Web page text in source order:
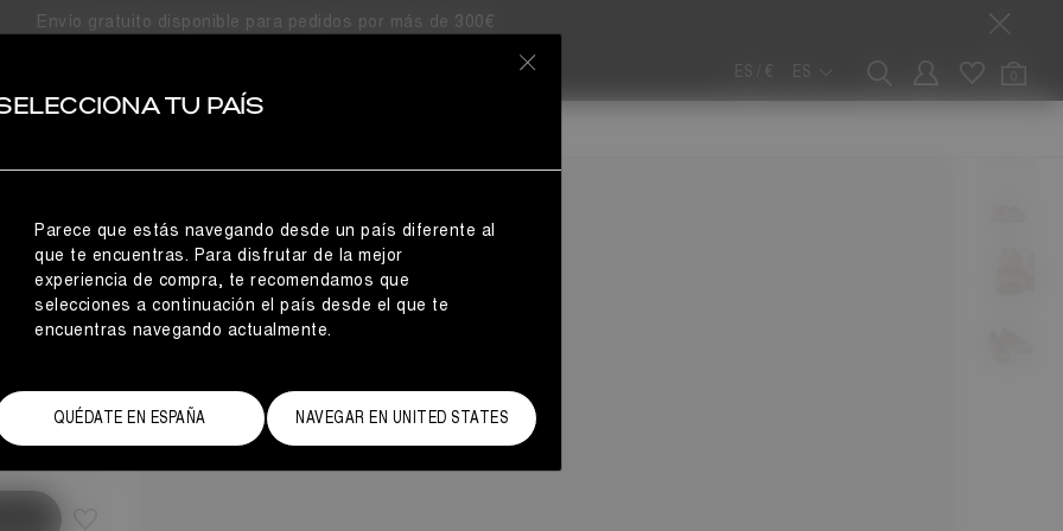
Envío gratuito disponible para pedidos por más de 300€
ES / € ES 0
TU PAÍS
Parece que estás navegando desde un país diferente al
que te encuentras. Para disfrutar de la mejor
experiencia de compra, te recomendamos que
selecciones a continuación el país desde el que te
encuentras navegando actualmente.
QUÉDATE EN ESPAÑA NAVEGAR EN UNITED STATES